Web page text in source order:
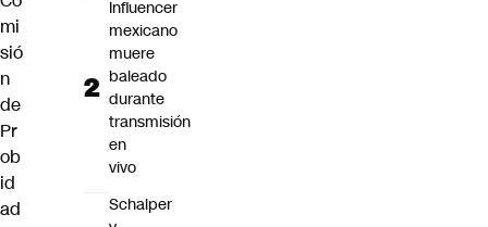
mi
sió
n
de
Pr
ob
id
ad
Influencer
mexicano
muere
baleado
durante
transmisión
en
vivo
Schalper